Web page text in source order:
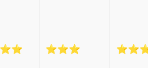
⭐⭐⭐